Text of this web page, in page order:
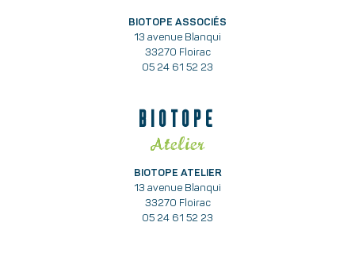
BIOTOPE ASSOCIÉS
13 avenue Blanqui
33270 Floirac
05 24 61 52 23
BIOTOPE
Atelier
BIOTOPE ATELIER
13 avenue Blanqui
33270 Floirac
05 24 61 52 23